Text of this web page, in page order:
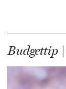
Budgettip